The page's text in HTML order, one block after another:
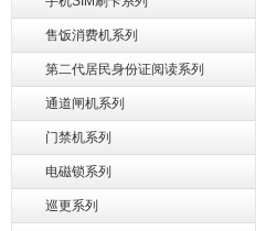
售饭消费机系列
第二代居民身份证阅读系列
通道闸机系列
门禁机系列
电磁锁系列
巡更系列